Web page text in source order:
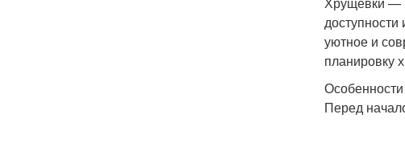
уютное и
планировку
Перед